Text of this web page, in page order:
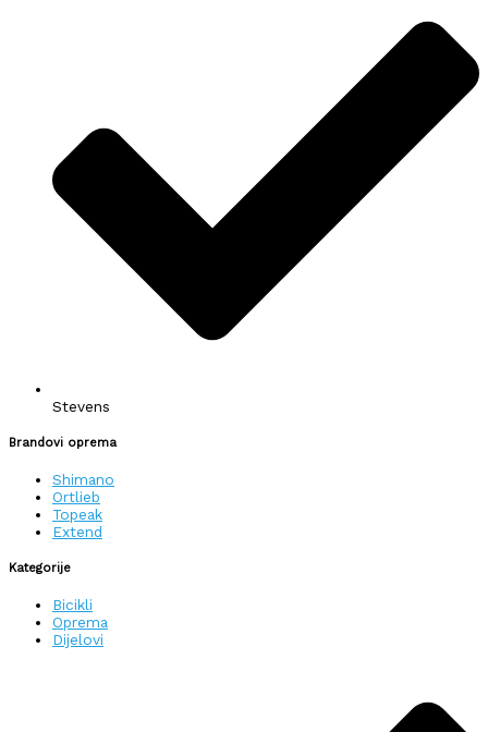
Stevens
Brandovi oprema
Shimano
Ortlieb
Topeak
Extend
Kategorije
Bicikli
Oprema
Dijelovi